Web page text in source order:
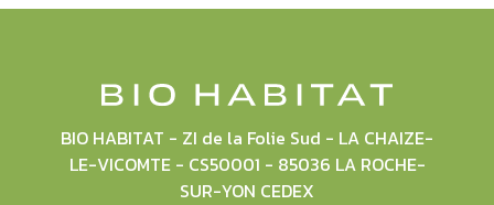
BIO HABITAT - ZI de la Folie Sud - LA CHAIZE-
LE-VICOMTE - CS50001 - 85036 LA ROCHE-
SUR-YON CEDEX